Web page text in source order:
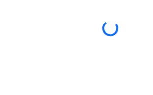
Loading...